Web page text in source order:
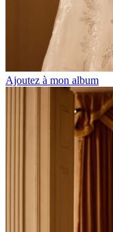
Ajoutez à mon album